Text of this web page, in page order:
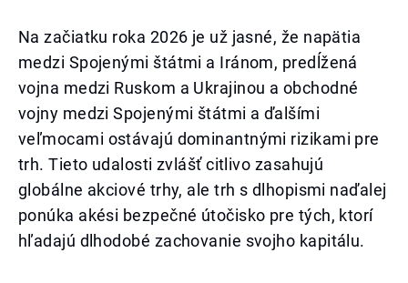
Na začiatku roka 2026 je už jasné, že napätia
medzi Spojenými štátmi a Iránom, predĺžená
vojna medzi Ruskom a Ukrajinou a obchodné
vojny medzi Spojenými štátmi a ďalšími
veľmocami ostávajú dominantnými rizikami pre
trh. Tieto udalosti zvlášť citlivo zasahujú
globálne akciové trhy, ale trh s dlhopismi naďalej
ponúka akési bezpečné útočisko pre tých, ktorí
hľadajú dlhodobé zachovanie svojho kapitálu.